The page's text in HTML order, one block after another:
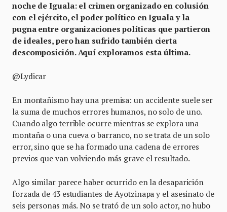
noche de Iguala: el crimen organizado en colusión
con el ejército, el poder político en Iguala y la
pugna entre organizaciones políticas que partieron
de ideales, pero han sufrido también cierta
descomposición. Aquí exploramos esta última.
@Lydicar
En montañismo hay una premisa: un accidente suele ser
la suma de muchos errores humanos, no solo de uno.
Cuando algo terrible ocurre mientras se explora una
montaña o una cueva o barranco, no se trata de un solo
error, sino que se ha formado una cadena de errores
previos que van volviendo más grave el resultado.
Algo similar parece haber ocurrido en la desaparición
forzada de 43 estudiantes de Ayotzinapa y el asesinato de
seis personas más. No se trató de un solo actor, no hubo